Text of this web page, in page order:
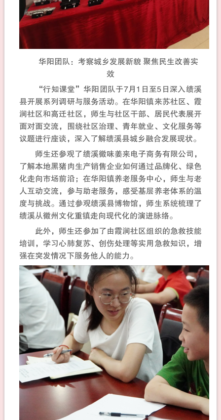
华阳团队：考察城乡发展新貌 聚焦民生改善实
效
“行知课堂”华阳团队于7月1日至5日深入绩溪
县开展系列调研与服务活动。在华阳镇来苏社区、霞
涧社区和高迁社区，师生与社区干部、居民代表展开
面对面交流，围绕社区治理、青年就业、文化服务等
议题进行座谈，深入了解绩溪县城乡融合发展现状。
师生还参观了绩溪徽味姜来电子商务有限公司，
了解本地黑猪肉生产销售企业如何通过品牌化、绿色
化走向市场前沿；在华阳镇养老服务中心，师生与老
人互动交流，参与助老服务，感受基层养老体系的温
度与挑战。通过参观绩溪县博物馆，师生系统梳理了
绩溪从徽州文化重镇走向现代化的演进脉络。
此外，师生还参加了由霞涧社区组织的急救技能
培训，学习心肺复苏、创伤处理等实用急救知识，增
强在突发情况下服务他人的能力。